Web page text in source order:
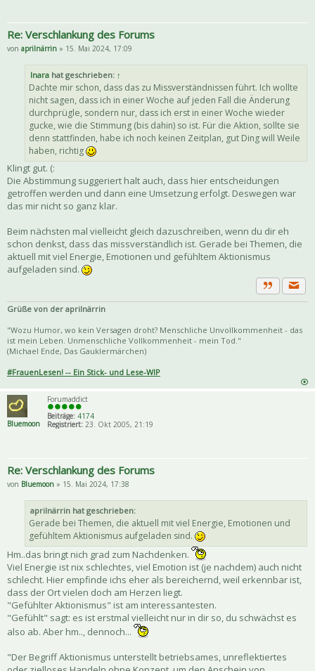
Re: Verschlankung des Forums
von aprilnärrin » 15. Mai 2024, 17:09
Inara hat geschrieben: ↑
Dachte mir schon, dass das zu Missverständnissen führt. Ich wollte
nicht sagen, dass ich in einer Woche auf jeden Fall die Änderung
durchprügle, sondern nur, dass ich erst in einer Woche wieder
gucke, wie die Stimmung (bis dahin) so ist. Für die Aktion, sollte sie
denn stattfinden, habe ich noch keinen Zeitplan, gut Ding will Weile
haben, richtig
Klingt gut. (:
Die Abstimmung suggeriert halt auch, dass hier entscheidungen
getroffen werden und dann eine Umsetzung erfolgt. Deswegen war
das mir nicht so ganz klar.
Beim nächsten mal vielleicht gleich dazuschreiben, wenn du dir eh
schon denkst, dass das missverständlich ist. Gerade bei Themen, die
aktuell mit viel Energie, Emotionen und gefühltem Aktionismus
aufgeladen sind.
Zitat
Grüße von der aprilnärrin
"Wozu Humor, wo kein Versagen droht? Menschliche Unvollkommenheit - das
ist mein Leben. Unmenschliche Vollkommenheit - mein Tod."
(Michael Ende, Das Gauklermärchen)
#FrauenLesen! -- Ein Stick- und Lese-WIP
Bluemoon
Forumaddict
Beiträge: 4174
Registriert: 23. Okt 2005, 21:19
Re: Verschlankung des Forums
von Bluemoon » 15. Mai 2024, 17:38
aprilnärrin hat geschrieben:
Gerade bei Themen, die aktuell mit viel Energie, Emotionen und
gefühltem Aktionismus aufgeladen sind.
Hm..das bringt nich grad zum Nachdenken.
Viel Energie ist nix schlechtes, viel Emotion ist (je nachdem) auch nicht
schlecht. Hier empfinde ichs eher als bereichernd, weil erkennbar ist,
dass der Ort vielen doch am Herzen liegt.
"Gefühlter Aktionismus" ist am interessantesten.
"Gefühlt" sagt: es ist erstmal vielleicht nur in dir so, du schwächst es
also ab. Aber hm.., dennoch...
"Der Begriff Aktionismus unterstellt betriebsames, unreflektiertes